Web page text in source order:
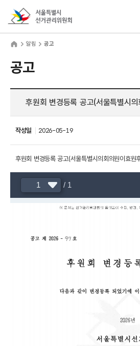
알림 공고
공고
후원회 변경등록 공고(서울특별시
작성일 2026-05-19
후원회 변경등록 공고(서울특별시의회의원이효원